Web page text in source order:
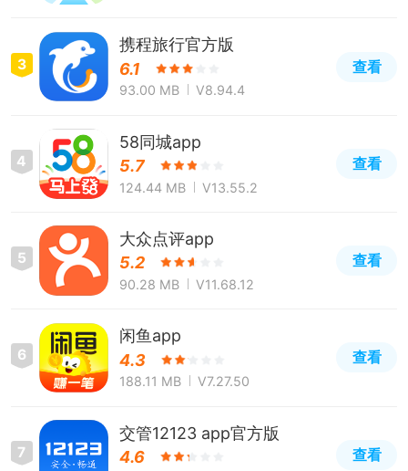
3
携程旅行官方版
6.1
93.00 MB V8.94.4
查看
4
58同城app
5.7
124.44 MB V13.55.2
查看
5
大众点评app
5.2
90.28 MB V11.68.12
查看
6
闲鱼app
4.3
188.11 MB V7.27.50
查看
7
交管12123 app官方版
4.6
查看